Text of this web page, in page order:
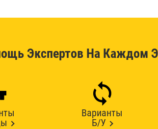
Экспертов На Каждом
Варианты
Б/У